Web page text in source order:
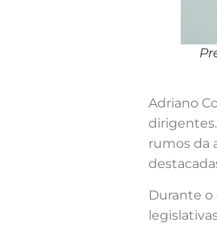
Adriano
rumos da
Durante o